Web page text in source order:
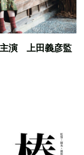
演 上田義彦監